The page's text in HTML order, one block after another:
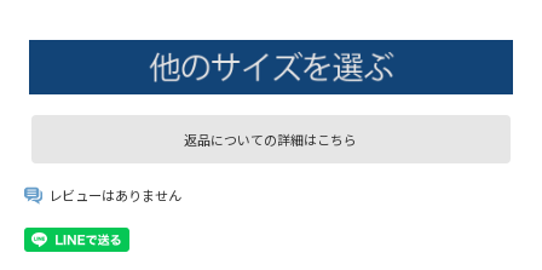
返品についての詳細はこちら
レビューはありません